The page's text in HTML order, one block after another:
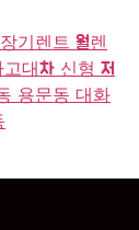
기렌트 월렌
대차 신형 저
용문동 대화